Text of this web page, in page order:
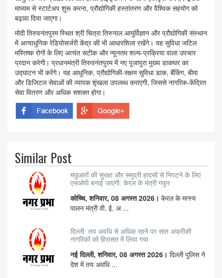
माध्यम से स्टार्टअप शुरू करना, प्रौद्योगिकी हस्तांतरण और वैश्विक सहयोग को
बढ़ावा दिया जाएगा।
मोदी तिरुवनंतपुरम स्थित श्री चित्रा तिरुनाल आयुर्विज्ञान और प्रौद्योगिकी संस्थान
में अत्याधुनिक रेडियोसर्जरी केंद्र की भी आधारशिला रखेंगे। यह सुविधा जटिल
मस्तिष्क रोगों के लिए अत्यंत सटीक और न्यूनतम शल्य-प्रक्रिया वाला उपचार
प्रदान करेगी। प्रधानमंत्री तिरुवनंतपुरम में नए पूजापुरा मुख्य डाकघर का
उद्घाटन भी करेंगे। यह आधुनिक, प्रौद्योगिकी-सक्षम सुविधा डाक, बैंकिंग, बीमा
और डिजिटल सेवाओं की व्यापक शृंखला उपलब्ध कराएगी, जिससे नागरिक-केंद्रित
सेवा वितरण और अधिक सशक्त होगा।
Similar Post
मछुआरों की सुरक्षा और समुद्री हादसों से निपटने के लिए
एसओपी बनाई जाएगी: केरल के मंत्री गफूर
कोच्चि, शनिवार, 08 अगस्त 2026। केरल के मत्स्य
पालन मंत्री वी. ई. अ ...
दिल्ली: तय अवधि से अधिक रहने पर सात अफ्रीकी
नागरिकों को हिरासत में लिया गया
नई दिल्ली, शनिवार, 08 अगस्त 2026। दिल्ली पुलिस ने
देश में तय अवधि ...